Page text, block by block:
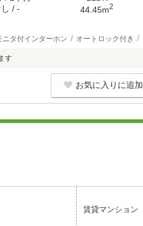
し / -
44.45m2
ニタ付インターホン オートロック付き
す
お気に入りに追加
賃貸マンション